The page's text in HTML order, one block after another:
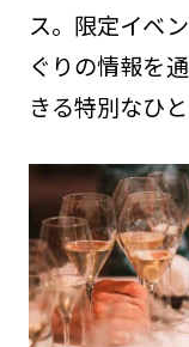
ス。限定イベ
ぐりの情報を
きる特別なひ